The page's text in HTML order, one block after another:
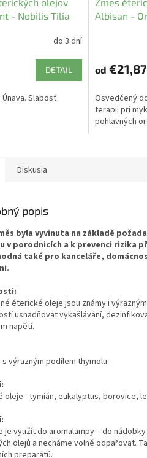
olejov
- Nobilis Tilia
do 3 dní
DETAIL
Únava. Slabosť.
Zmes
Albisan -
od €21,87
Osvedčený
terapii pri
pohlavných
Diskusia
popis
byla vyvinuta na základě
v porodnicích a k prevenci rizika
také pro kanceláře,
éterické oleje jsou známy i
usnadňovat vykašlávání,
napětí.
výrazným podílem thymolu.
oleje - tymián, eukalyptus, borovice,
je využít do aromalampy – do
olejů a necháme volně odpařovat.
preparátů.